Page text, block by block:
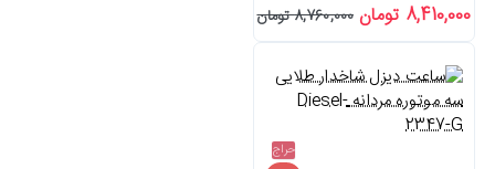
8,410,000 تومان 8,760,000 تومان
حراج